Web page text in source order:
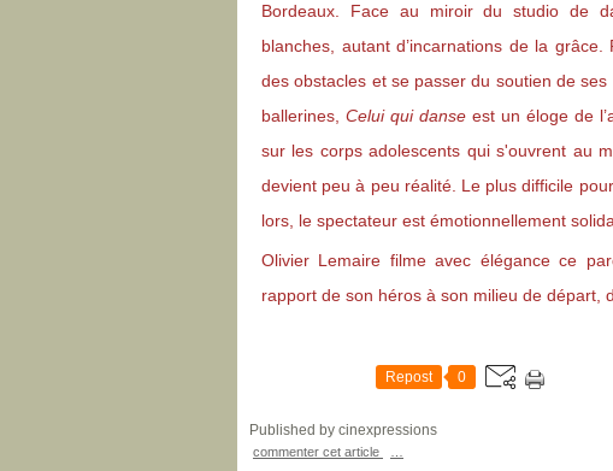
Bordeaux. Face au miroir du studio de
blanches, autant d’incarnations de la
des obstacles et se passer du soutien de
ballerines, Celui qui danseest un éloge de
sur les corps adolescents qui s'ouvrent au
devient peu à peu réalité. Le plus difficile
lors, le spectateur est émotionnellement
Olivier Lemaire filme avec élégance ce
rapport de son héros à son milieu de départ,
Repost 0
Published by cinexpressions
commenter cet article